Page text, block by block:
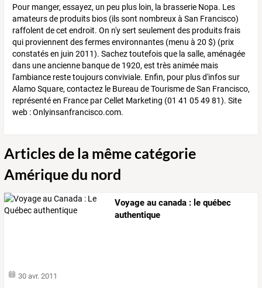
Pour manger, essayez, un peu plus loin, la brasserie Nopa. Les
amateurs de produits bios (ils sont nombreux à San Francisco)
raffolent de cet endroit. On n'y sert seulement des produits frais
qui proviennent des fermes environnantes (menu à 20 $) (prix
constatés en juin 2011). Sachez toutefois que la salle, aménagée
dans une ancienne banque de 1920, est très animée mais
l'ambiance reste toujours conviviale. Enfin, pour plus d'infos sur
Alamo Square, contactez le Bureau de Tourisme de San Francisco,
représenté en France par Cellet Marketing (01 41 05 49 81). Site
web : Onlyinsanfrancisco.com.
Articles de la même catégorie
Amérique du nord
Voyage au canada : le québec
authentique
30 avr. 2011